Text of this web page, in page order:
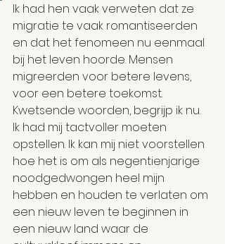
Ik had hen vaak verweten dat ze
migratie te vaak romantiseerden
en dat het fenomeen nu eenmaal
bij het leven hoorde. Mensen
migreerden voor betere levens,
voor een betere toekomst.
Kwetsende woorden, begrijp ik nu.
Ik had mij tactvoller moeten
opstellen. Ik kan mij niet voorstellen
hoe het is om als negentienjarige
noodgedwongen heel mijn
hebben en houden te verlaten om
een nieuw leven te beginnen in
een nieuw land waar de